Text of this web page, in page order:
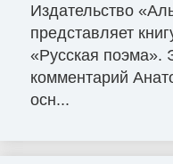
Издательство
представляет
«Русская поэма».
комментарий
осн...